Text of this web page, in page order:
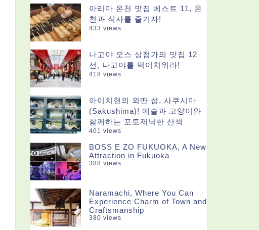
아리마 온천 맛집 베스트 11, 온
천과 식사를 즐기자!
433 views
나고야 오스 상점가의 맛집 12
선, 나고야를 먹어치워라!
418 views
아이치현의 외딴 섬, 사쿠시마
(Sakushima)! 예술과 고양이와
함께하는 포토제닉한 산책
401 views
BOSS E ZO FUKUOKA, A New
Attraction in Fukuoka
388 views
Naramachi, Where You Can
Experience Charm of Town and
Craftsmanship
380 views